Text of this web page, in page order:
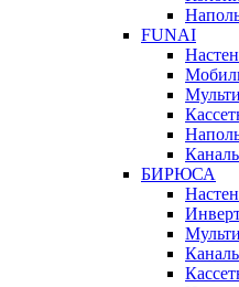
FUNAI
БИРЮСА